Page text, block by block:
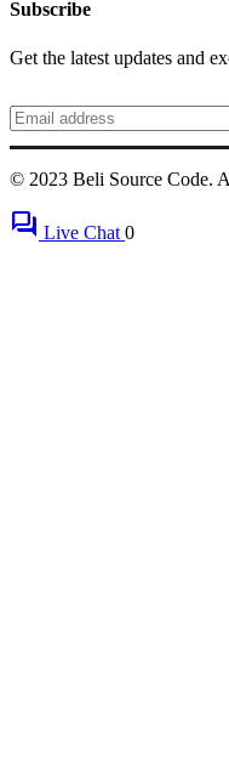
Subscribe
Get the latest updates and
© 2023 Beli Source Code.
forum Live Chat 0